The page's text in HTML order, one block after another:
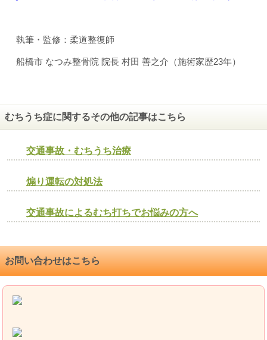
執筆・監修：柔道整復師
船橋市 なつみ整骨院 院長 村田 善之介（施術家歴23年）
むちうち症に関するその他の記事はこちら
交通事故・むちうち治療
煽り運転の対処法
交通事故によるむち打ちでお悩みの方へ
お問い合わせはこちら